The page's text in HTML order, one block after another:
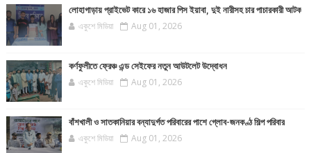
লোহাগাড়ায় প্রাইভেট কারে ১৬ হাজার পিস ইয়াবা, দুই নারীসহ চার পাচারকারী আটক
একুশে মিডিয়া Aug 01, 2026
কর্ণফুলীতে ফ্রেঞ্চ এন্ড সেইফের নতুন আউটলেট উদ্বোধন
একুশে মিডিয়া Aug 01, 2026
বাঁশখালী ও সাতকানিয়ার বন্যাদুর্গত পরিবারের পাশে গ্লোব-জনকণ্ঠ শিল্প পরিবার
একুশে মিডিয়া Aug 01, 2026